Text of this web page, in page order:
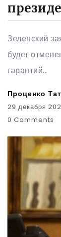
Зеленский
будет
гарантий...
Проценко
29 декабря
0 Comments